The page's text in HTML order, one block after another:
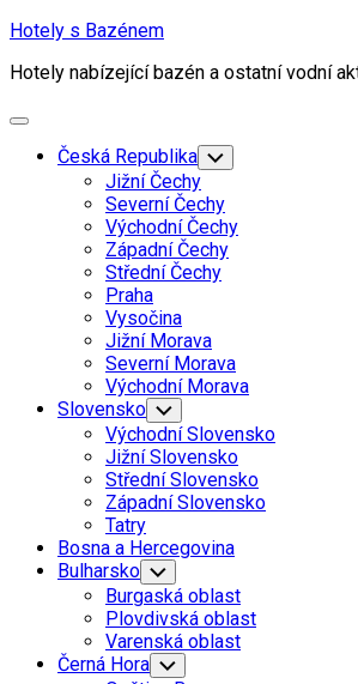
Skip
content
Hotely s Bazénem
Hotely nabízející bazén a ostatní vodní
Expand
Česká Republika Toggle
Child
Menu
Jižní Čechy
Severní Čechy
Východní Čechy
Západní Čechy
Střední Čechy
Praha
Vysočina
Jižní Morava
Severní Morava
Východní Morava
Slovensko Toggle
Child
Menu
Východní Slovensko
Jižní Slovensko
Střední Slovensko
Západní Slovensko
Tatry
Bosna a Hercegovina
Bulharsko Toggle
Child
Menu
Burgaská oblast
Plovdivská oblast
Varenská oblast
Černá Hora Toggle